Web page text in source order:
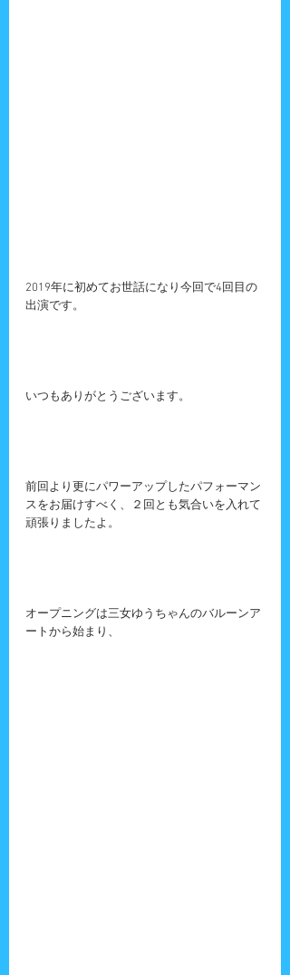
2019年に初めてお世話になり今回で4回目の
出演です。
いつもありがとうございます。
前回より更にパワーアップしたパフォーマン
スをお届けすべく、２回とも気合いを入れて
頑張りましたよ。
オープニングは三女ゆうちゃんのバルーンア
ートから始まり、